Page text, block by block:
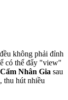
không phải đỉnh
có thể đẩy "view"
Nhân Gia sau
thu hút nhiều